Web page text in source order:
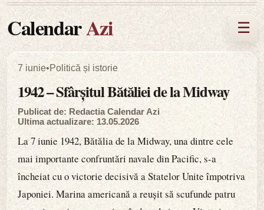
CalendarAzi ☰
7 iunie•Politică și istorie
1942 – Sfârșitul Bătăliei de la Midway
Publicat de: Redactia Calendar Azi
Ultima actualizare: 13.05.2026
La 7 iunie 1942, Bătălia de la Midway, una dintre cele
mai importante confruntări navale din Pacific, s-a
încheiat cu o victorie decisivă a Statelor Unite împotriva
Japoniei. Marina americană a reușit să scufunde patru